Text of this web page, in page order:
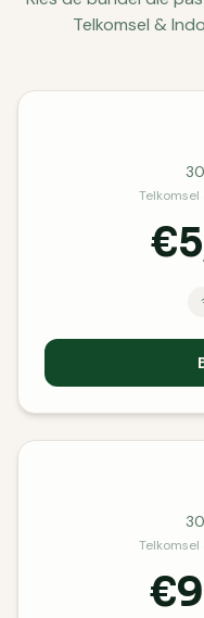
Telkomsel &
30
Telkomsel
30
Telkomsel